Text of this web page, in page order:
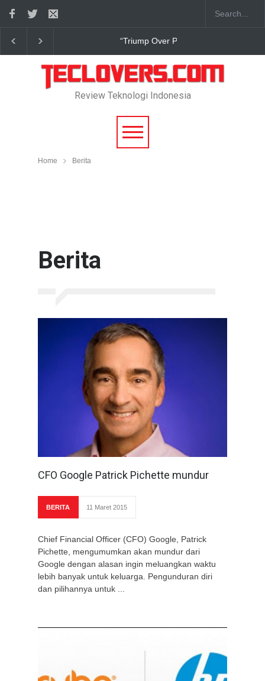
True Digital Plus janji dukung pengembang game
Review Teknologi Indonesia
Home Berita
Berita
CFO Google Patrick Pichette mundur
BERITA 11 Maret 2015
Chief Financial Officer (CFO) Google, Patrick
Pichette, mengumumkan akan mundur dari
Google dengan alasan ingin meluangkan waktu
lebih banyak untuk keluarga. Pengunduran diri
dan pilihannya untuk ...